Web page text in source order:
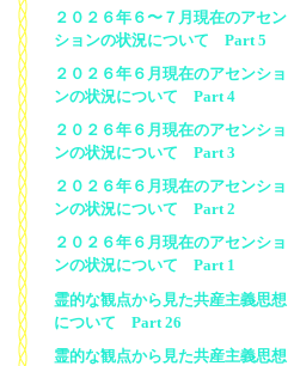
２０２６年６〜７月現在のアセン
ションの状況について Part 5
２０２６年６月現在のアセンショ
ンの状況について Part 4
２０２６年６月現在のアセンショ
ンの状況について Part 3
２０２６年６月現在のアセンショ
ンの状況について Part 2
２０２６年６月現在のアセンショ
ンの状況について Part 1
霊的な観点から見た共産主義思想
について Part 26
霊的な観点から見た共産主義思想